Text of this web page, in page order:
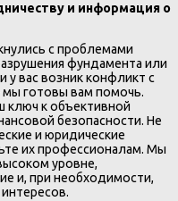
и информация о
с проблемами
фундамента или
у вас возник конфликт с
готовы вам помочь.
ключ к объективной
безопасности. Не
и юридические
их профессионалам. Мы
уровне,
и, при необходимости,